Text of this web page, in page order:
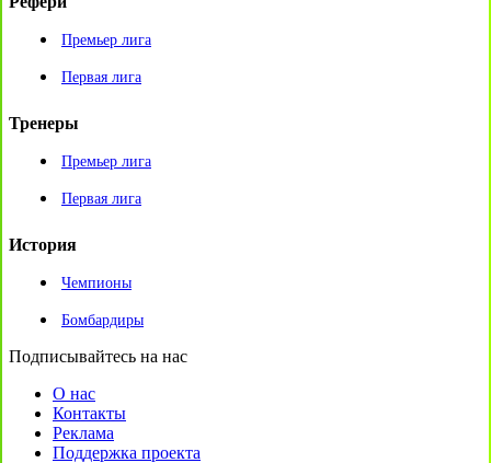
Премьер лига
Первая лига
Тренеры
Премьер лига
Первая лига
История
Чемпионы
Бомбардиры
Подписывайтесь на нас
О нас
Контакты
Реклама
Поддержка проекта